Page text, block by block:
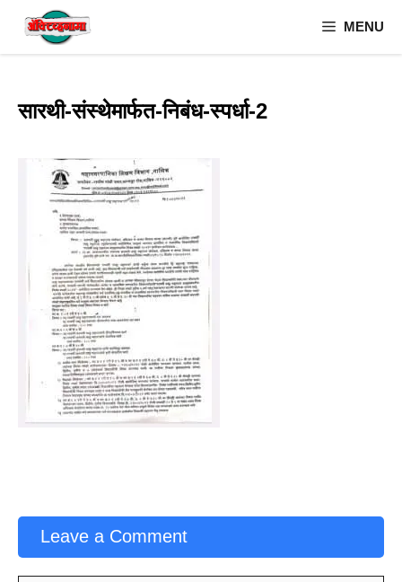
MENU
सारथी-संस्थेमार्फत-निबंध-स्पर्धा-2
Leave a Comment